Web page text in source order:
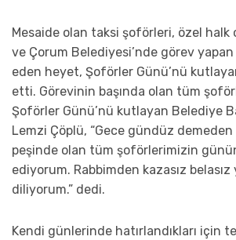
Mesaide olan taksi şoförleri, özel
ve Çorum Belediyesi’nde görev
eden heyet, Şoförler Günü’nü
etti. Görevinin başında olan tüm
Şoförler Günü’nü kutlayan Belediye
Lemzi Çöplü, “Gece gündüz demeden
peşinde olan tüm şoförlerimizin
ediyorum. Rabbimden kazasız
diliyorum.” dedi.
Kendi günlerinde hatırlandıkları için